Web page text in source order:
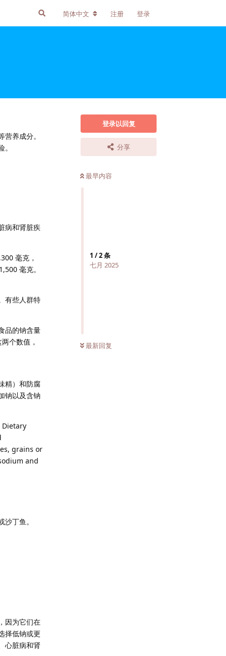
简体中文 注册 登录
登录以回复
分享
最早内容
1 /2条
七月 2025
最新回复
养成分。
病和肾脏疾
毫克，
毫克。
有些人群特
品的钠含量
个数值，
精）和防腐
钠以及含钠
grains or
and
丁鱼。
因为它们在
择低钠或更
心脏病和肾